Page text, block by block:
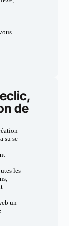
de
su se
les
un